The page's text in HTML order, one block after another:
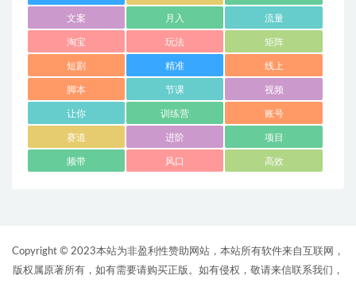
文案 月入 流量
淘宝 玩法 矩阵
短剧 精准 线上
脚本 节课 视频
让你 训练营 账号
赛道 进阶 项目
频带 风口 高效
Copyright © 2023本站为非盈利性赞助网站，本站所有软件来自互联网，
版权属原著所有，如有需要请购买正版。如有侵权，敬请来信联系我们，